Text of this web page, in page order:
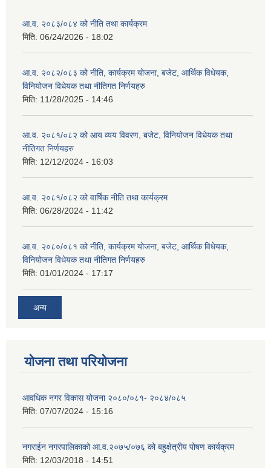
आ.व. २०८३/०८४ को नीति तथा कार्यक्रम
मिति: 06/24/2026 - 18:02
आ.व. २०८२/०८३ को नीति, कार्यक्रम योजना, बजेट, आर्थिक विधेयक,
विनियोजन विधेयक तथा नीतिगत निर्णयहरु
मिति: 11/28/2025 - 14:46
आ.व. २०८१/०८२ को आय व्यय विवरण, बजेट, विनियोजन विधेयक तथा
नीतिगत निर्णयहरु
मिति: 12/12/2024 - 16:03
आ.व. २०८१/०८२ को वार्षिक नीति तथा कार्यक्रम
मिति: 06/28/2024 - 11:42
आ.व. २०८०/०८१ को नीति, कार्यक्रम योजना, बजेट, आर्थिक विधेयक,
विनियोजन विधेयक तथा नीतिगत निर्णयहरु
मिति: 01/01/2024 - 17:17
अन्य
योजना तथा परियोजना
आवधिक नगर विकास योजना २०८०/०८१- २०८४/०८५
मिति: 07/07/2024 - 15:16
नगराईन नगरपालिकाको आ.व.२०७५/०७६ को बहुक्षेत्रीय पोषण कार्यक्रम
मिति: 12/03/2018 - 14:51